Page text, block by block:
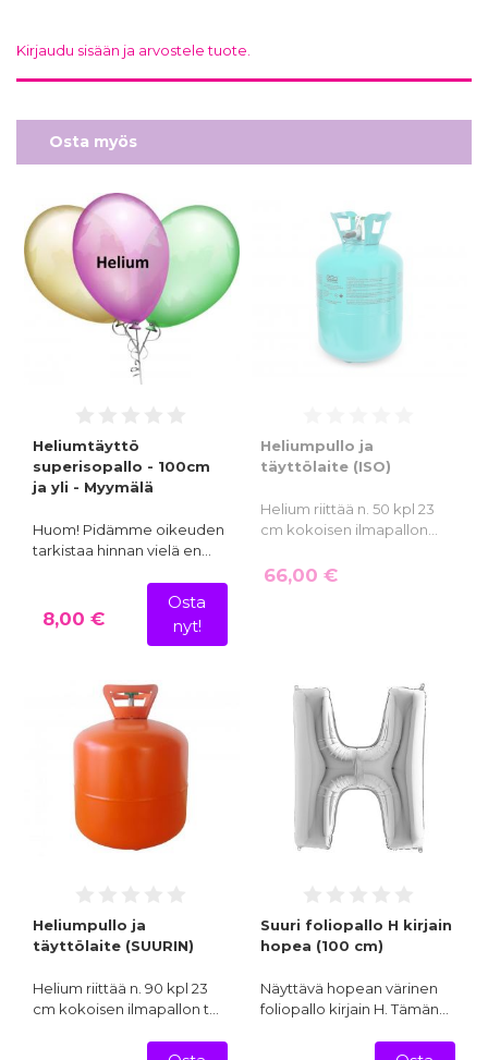
Kirjaudu sisään ja arvostele tuote.
Osta myös
Heliumtäyttö
superisopallo - 100cm
ja yli - Myymälä
Huom! Pidämme oikeuden
tarkistaa hinnan vielä en…
8,00 €
Osta
nyt!
Heliumpullo ja
täyttölaite (ISO)
Helium riittää n. 50 kpl 23
cm kokoisen ilmapallon…
66,00 €
Heliumpullo ja
täyttölaite (SUURIN)
Helium riittää n. 90 kpl 23
cm kokoisen ilmapallon t…
Suuri foliopallo H kirjain
hopea (100 cm)
Näyttävä hopean värinen
foliopallo kirjain H. Tämän…